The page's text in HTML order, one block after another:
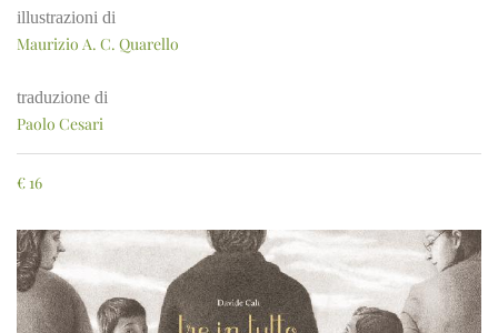
illustrazioni di
Maurizio A. C. Quarello
traduzione di
Paolo Cesari
€ 16